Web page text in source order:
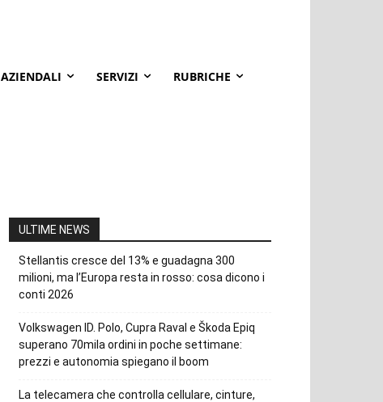
AZIENDALI SERVIZI RUBRICHE
ULTIME NEWS
Stellantis cresce del 13% e guadagna 300
milioni, ma l’Europa resta in rosso: cosa dicono i
conti 2026
Volkswagen ID. Polo, Cupra Raval e Škoda Epiq
superano 70mila ordini in poche settimane:
prezzi e autonomia spiegano il boom
La telecamera che controlla cellulare, cinture,